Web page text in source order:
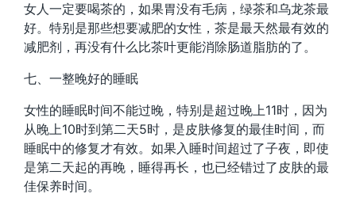
女人一定要喝茶的，如果胃没有毛病，绿茶和乌龙茶最
好。特别是那些想要减肥的女性，茶是最天然最有效的
减肥剂，再没有什么比茶叶更能消除肠道脂肪的了。
七、一整晚好的睡眠
女性的睡眠时间不能过晚，特别是超过晚上11时，因为
从晚上10时到第二天5时，是皮肤修复的最佳时间，而
睡眠中的修复才有效。如果入睡时间超过了子夜，即使
是第二天起的再晚，睡得再长，也已经错过了皮肤的最
佳保养时间。